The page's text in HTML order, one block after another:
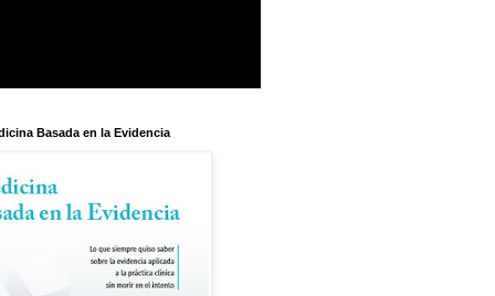
Basada en la Evidencia